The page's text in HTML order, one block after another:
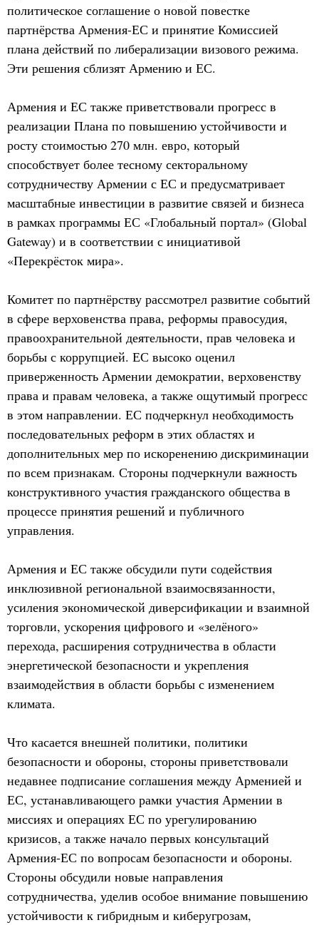
политическое соглашение о новой повестке
партнёрства Армения-ЕС и принятие Комиссией
плана действий по либерализации визового режима.
Эти решения сблизят Армению и ЕС.
Армения и ЕС также приветствовали прогресс в
реализации Плана по повышению устойчивости и
росту стоимостью 270 млн. евро, который
способствует более тесному секторальному
сотрудничеству Армении с ЕС и предусматривает
масштабные инвестиции в развитие связей и бизнеса
в рамках программы ЕС «Глобальный портал» (Global
Gateway) и в соответствии с инициативой
«Перекрёсток мира».
Комитет по партнёрству рассмотрел развитие событий
в сфере верховенства права, реформы правосудия,
правоохранительной деятельности, прав человека и
борьбы с коррупцией. ЕС высоко оценил
приверженность Армении демократии, верховенству
права и правам человека, а также ощутимый прогресс
в этом направлении. ЕС подчеркнул необходимость
последовательных реформ в этих областях и
дополнительных мер по искоренению дискриминации
по всем признакам. Стороны подчеркнули важность
конструктивного участия гражданского общества в
процессе принятия решений и публичного
управления.
Армения и ЕС также обсудили пути содействия
инклюзивной региональной взаимосвязанности,
усиления экономической диверсификации и взаимной
торговли, ускорения цифрового и «зелёного»
перехода, расширения сотрудничества в области
энергетической безопасности и укрепления
взаимодействия в области борьбы с изменением
климата.
Что касается внешней политики, политики
безопасности и обороны, стороны приветствовали
недавнее подписание соглашения между Арменией и
ЕС, устанавливающего рамки участия Армении в
миссиях и операциях ЕС по урегулированию
кризисов, а также начало первых консультаций
Армения-ЕС по вопросам безопасности и обороны.
Стороны обсудили новые направления
сотрудничества, уделив особое внимание повышению
устойчивости к гибридным и киберугрозам,